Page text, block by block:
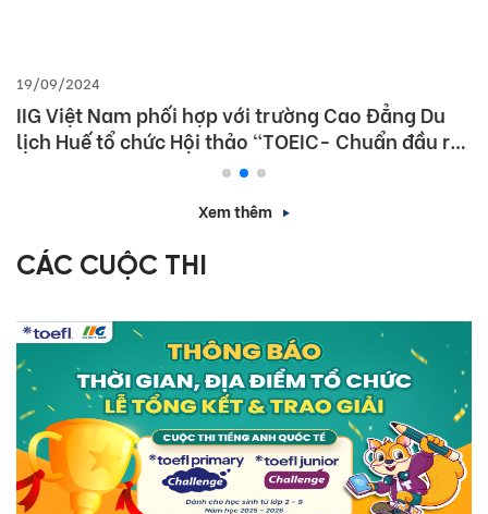
19/09/2024
IIG Việt Nam phối hợp với trường Cao Đẳng Du
lịch Huế tổ chức Hội thảo “TOEIC- Chuẩn đầu ra
tiếng Anh- Bí Quyết chinh phục nhà tuyển dụng”
Xem thêm
CÁC CUỘC THI